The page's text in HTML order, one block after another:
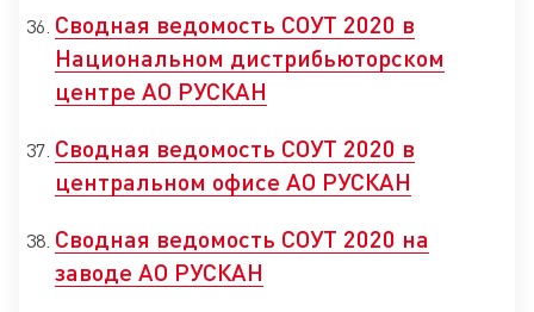
Сводная ведомость СОУТ 2020 в
Национальном дистрибьюторском
центре АО РУСКАН
Сводная ведомость СОУТ 2020 в
центральном офисе АО РУСКАН
Сводная ведомость СОУТ 2020 на
заводе АО РУСКАН